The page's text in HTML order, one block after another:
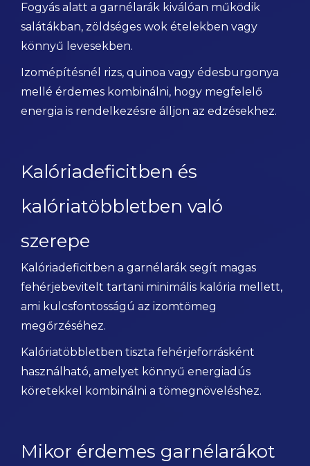
Fogyás alatt a garnélarák kiválóan működik
salátákban, zöldséges wok ételekben vagy
könnyű levesekben.
Izomépítésnél rizs, quinoa vagy édesburgonya
mellé érdemes kombinálni, hogy megfelelő
energia is rendelkezésre álljon az edzésekhez.
Kalóriadeficitben és
kalóriatöbbletben való
szerepe
Kalóriadeficitben a garnélarák segít magas
fehérjebevitelt tartani minimális kalória mellett,
ami kulcsfontosságú az izomtömeg
megőrzéséhez.
Kalóriatöbbletben tiszta fehérjeforrásként
használható, amelyet könnyű energiadús
köretekkel kombinálni a tömegnöveléshez.
Mikor érdemes garnélarákot